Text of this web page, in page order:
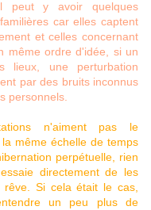
peut y avoir quelques
car elles captent
et celles concernant
même ordre d'idée, si un
lieux, une perturbation
par des bruits inconnus
personnels.
n'aiment pas le
même échelle de temps
perpétuelle, rien
directement de les
Si cela était le cas,
un peu plus de